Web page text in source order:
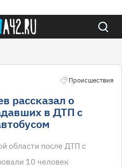
Происшествия
рассказал о
в ДТП с
области после ДТП с
10 человек